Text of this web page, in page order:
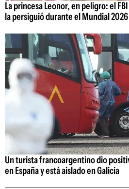
La princesa Leonor, en peligro: el
la persiguió durante el Mundial 2026
Un turista francoargentino dio
en España y está aislado en Galicia